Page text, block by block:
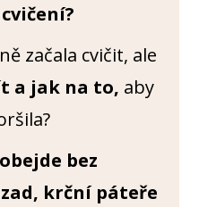
začala cvičit, ale
a jak na to, aby
bez
krční páteře